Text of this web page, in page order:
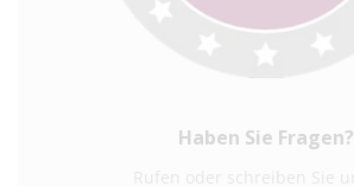
Haben Sie Fragen?